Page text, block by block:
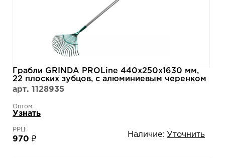
Грабли GRINDA PROLine 440х250х1630 мм,
22 плоских зубцов, с алюминиевым черенком
39586
арт. 1128935
Оптом:
Узнать
РРЦ:
970 ₽
Наличие: Уточнить